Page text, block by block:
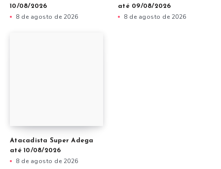
10/08/2026
8 de agosto de 2026
até 09/08/2026
8 de agosto de 2026
Atacadista Super Adega
até 10/08/2026
8 de agosto de 2026